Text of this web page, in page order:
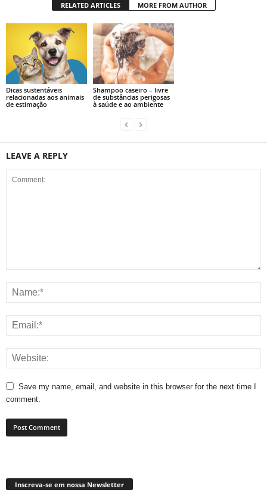
RELATED ARTICLES MORE FROM AUTHOR
Dicas sustentáveis
relacionadas aos animais
de estimação
Shampoo caseiro – livre
de substâncias perigosas
à saúde e ao ambiente
LEAVE A REPLY
Save my name, email, and website in this browser for the next time I
comment.
Inscreva-se em nossa Newsletter